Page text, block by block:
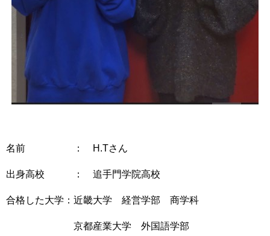
名前 ： H.Tさん
出身高校 ： 追手門学院高校
合格した大学：近畿大学 経営学部 商学科
京都産業大学 外国語学部